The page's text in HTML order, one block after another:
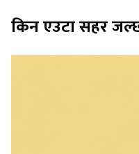
किन एउटा सहर